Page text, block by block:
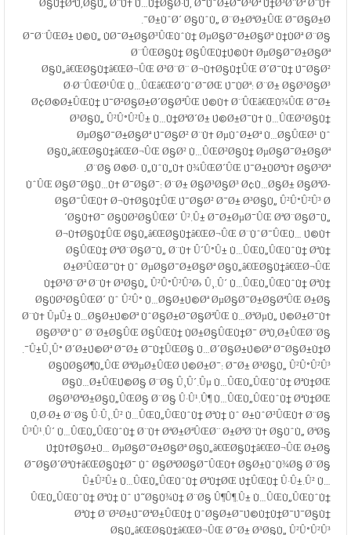
Ø§Ù†ØªÙ‚Ø§Ù„ Ø¨Ù‡ Ù…Ù†Ø§Ø·Ù‚ Ø¯ÙˆØ±Ø¯Ø³Øª Ù†Ø³Ø¨Øª Ø¨Ù‡
Ø±ÙˆØ´ Ø§ÙˆÙ„ Ø¨Ø±ØªØ±ÛŒ Ø¯Ø§Ø±Ø¯.
Ø¯Ø¨ÛŒØ± Ú©Ù„ ÙØ¯Ø±Ø§Ø³ÛŒÙˆÙ† ØµØ§Ø¯Ø±Ø§Øª Ù†ÙØª Ø¨Ø§
Ø¨ÛŒØ§Ù† Ø§ÛŒÙ†Ú©Ù‡ ØµØ§Ø¯Ø±Ø§Øª
Ø§Ù„â€ŒØ§Ù†â€ŒØ¬ÛŒ Ø³Ø¨Ø¨ Ø¬Ù‡Ø§Ù†ÛŒ Ø´Ø¯Ù† Ú¯Ø§Ø²
Ø·Ø¨ÛŒØ¹ÛŒ Ù…ÛŒâ€ŒØ´ÙˆØ¯ØŒ Ú¯ÙØª: Ø¨Ø± Ø§Ø³Ø§Ø³
Ø¢Ø®Ø±ÛŒÙ† Ú¯Ø²Ø§Ø±Ø´Ø§ØªÛŒ Ú©Ù‡ Ø¨ÛŒâ€ŒÙ¾ÛŒ Ø¯Ø±
Ø³Ø§Ù„ Û²Û°Û²Û± Ù…Ù†ØªØ´Ø± Ú©Ø±Ø¯Ù‡ Ù…ÛŒØ²Ø§Ù†
ØµØ§Ø¯Ø±Ø§Øª Ú¯Ø§Ø² Ø¨Ù‡ ØµÙˆØ±Øª Ù…Ø§ÛŒØ¹ Ùˆ
Ø§Ù„â€ŒØ§Ù†â€ŒØ¬ÛŒ Ø§Ø² Ù…ÛŒØ²Ø§Ù† ØµØ§Ø¯Ø±Ø§Øª
Ø¨Ø§ Ø®Ø· Ù„ÙˆÙ„Ù‡ Ù¾ÛŒØ´ÛŒ Ú¯Ø±ÙØªÙ‡ Ø§Ø³Øª.
ÙˆÛŒ Ø§Ø¯Ø§Ù…Ù‡ Ø¯Ø§Ø¯: Ø¨Ø± Ø§Ø³Ø§Ø³ Ø¢Ù…Ø§Ø± Ø§ØªØ­
Ø§Ø¯ÛŒÙ‡ Ø¬Ù‡Ø§Ù†ÛŒ Ú¯Ø§Ø² Ø¯Ø± Ø³Ø§Ù„ Û²Û°Û²Û³ Ø
´Ø§Ù‡Ø¯ Ø§ÙØ²Ø§ÛŒØ´ Û².Û± Ø¯Ø±ØµØ¯ÛŒ ØªØ¨Ø§Ø¯Ù„
Ø¬Ù‡Ø§Ù†ÛŒ Ø§Ù„â€ŒØ§Ù†â€ŒØ¬ÛŒ Ø¨ÙˆØ¯ÛŒÙ… Ú©Ù‡
Ø§ÛŒÙ† ØªØ¨Ø§Ø¯Ù„ Ø¨Ù‡ Û´Û°Û± Ù…ÛŒÙ„ÛŒÙˆÙ† ØªÙ†
Ø±Ø³ÛŒØ¯Ù‡ Ùˆ ØµØ§Ø¯Ø±Ø§Øª Ø§Ù„â€ŒØ§Ù†â€ŒØ¬ÛŒ
Ù†Ø³Ø¨Øª Ø¨Ù‡ Ø³Ø§Ù„ Û²Û°Û²Û²Ø› Û¸.Û´ Ù…ÛŒÙ„ÛŒÙˆÙ† ØªÙ†
Ø§ÙØ²Ø§ÛŒØ´ Ùˆ Û²Û° Ù…Ø§Ø±Ú©Øª ØµØ§Ø¯Ø±Ø§ØªÛŒ Ø±Ø§
Ø¨Ù‡ ÛµÛ± Ù…Ø§Ø±Ú©Øª ÙˆØ§Ø±Ø¯Ø§ØªÛŒ Ù…ØªØµÙ„ Ú©Ø±Ø¯Ù‡
Ø§Ø³Øª Ùˆ Ø¨Ø±Ø§ÛŒ Ø§ÛŒÙ† ÙØ±Ø§ÛŒÙ†Ø¯ ØªÙ‚Ø±ÛŒØ¨Ø§
Û±Û¸Û° Ø´Ø±Ú©Øª Ø¯Ø± Ø¯Ù†ÛŒØ§ Ù…Ø´Ø§Ø±Ú©Øª Ø¯Ø§Ø±Ù†Ø¯.
Ø§ÙØ§Ø¶Ù„ÛŒ ØªØµØ±ÛŒØ­ Ú©Ø±Ø¯: Ø¯Ø± Ø³Ø§Ù„ Û²Û°Û²Û³
Ø§Ù…Ø±ÛŒÚ©Ø§ Ø¨Ø§ Û¸Û´.Ûµ Ù…ÛŒÙ„ÛŒÙˆÙ† ØªÙ†ØŒ
Ø§Ø³ØªØ±Ø§Ù„ÛŒØ§ Ø¨Ø§ Û·Û¹.Û¶ Ù…ÛŒÙ„ÛŒÙˆÙ† ØªÙ†ØŒ
Ù‚Ø·Ø± Ø¨Ø§ Û·Û¸.Û² Ù…ÛŒÙ„ÛŒÙˆÙ† ØªÙ† Ùˆ Ø±ÙˆØ³ÛŒÙ‡ Ø¨Ø§
Û³Û¹.Û´ Ù…ÛŒÙ„ÛŒÙˆÙ† Ø¨Ù‡ ØªØ±ØªÛŒØ¨ Ø±ØªØ¨Ù‡ Ø§ÙˆÙ„ ØªØ§
Ú†Ù‡Ø§Ø±Ù… ØµØ§Ø¯Ø±Ø§Øª Ø§Ù„â€ŒØ§Ù†â€ŒØ¬ÛŒ Ø±Ø§
Ø¯Ø§Ø´ØªÙ‡â€ŒØ§Ù†Ø¯ Ùˆ Ø§ØªØ­Ø§Ø¯ÛŒÙ‡ Ø§Ø±ÙˆÙ¾Ø§ Ø¨Ø§
Û±Û²Û± Ù…ÛŒÙ„ÛŒÙˆÙ† ØªÙ†ØŒ Ú†ÛŒÙ† Û·Û±.Û² Ù…
ÛŒÙ„ÛŒÙˆÙ† ØªÙ† Ùˆ Ú˜Ø§Ù¾Ù† Ø¨Ø§ Û¶Û¶.Û± Ù…ÛŒÙ„ÛŒÙˆÙ†
ØªÙ† Ø¨Ø²Ø±Ú¯ØªØ±ÛŒÙ† ÙˆØ§Ø±Ø¯Ú©Ù†Ù†Ø¯Ú¯Ø§Ù†
Ø§Ù„â€ŒØ§Ù†â€ŒØ¬ÛŒ Ø¯Ø± Ø³Ø§Ù„ Û²Û°Û²Û³